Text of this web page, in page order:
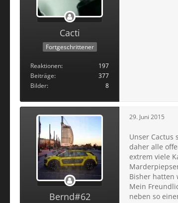
Cacti
Fortgeschrittener
Reaktionen
197
Beiträge
377
Bilder
8
Bernd#62
29. Juni 2015
Unser
daher alle
extrem viele
Bisher hatten
Mein
neben so